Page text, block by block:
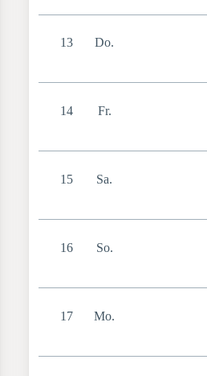
13 Do.
14 Fr.
15 Sa.
16 So.
17 Mo.